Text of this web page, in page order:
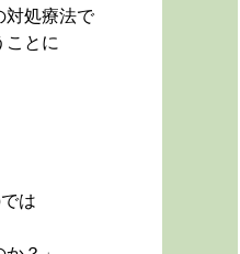
対処療法で
ことに
は